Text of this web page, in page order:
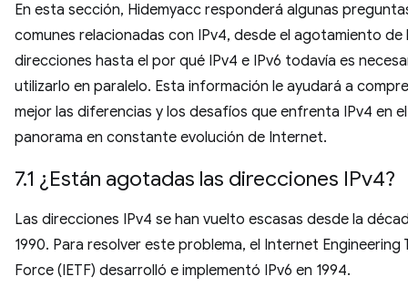
En esta sección, Hidemyacc responderá algunas
comunes relacionadas con IPv4, desde el agotamiento de
direcciones hasta el por qué IPv4 e IPv6 todavía es
utilizarlo en paralelo. Esta información le ayudará a
mejor las diferencias y los desafíos que enfrenta IPv4 en el
panorama en constante evolución de Internet.
7.1 ¿Están agotadas las direcciones IPv4?
Las direcciones IPv4 se han vuelto escasas desde la
1990. Para resolver este problema, el Internet Engineering
Force (IETF) desarrolló e implementó IPv6 en 1994.